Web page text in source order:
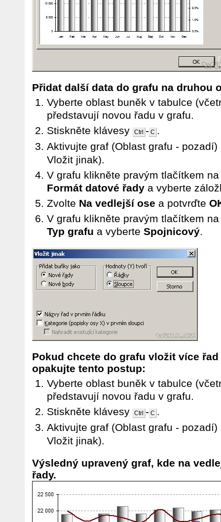
Přidat další data do grafu na druhou
Vyberte oblast buněk v tabulce
představují novou řadu v grafu.
Stiskněte klávesy
Ctrl - C .
Aktivujte graf (Oblast grafu -
Vložit jinak).
V grafu klikněte pravým tlačítkem
Formát datové řady a vyberte
Zvolte Na vedlejší ose a potvrďte
V grafu klikněte pravým tlačítkem
Typ grafu a vyberte Spojnicový.
Pokud chcete do grafu vložit více
opakujte tento postup:
Vyberte oblast buněk v tabulce
představují novou řadu v grafu.
Stiskněte klávesy
Ctrl - C .
Aktivujte graf (Oblast grafu -
Vložit jinak).
Výsledný upravený graf, kde na
řady.